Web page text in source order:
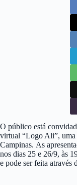
O público está
virtual “Logo Ali”, uma
Campinas. As
nos dias 25 e 26/9, às
e pode ser feita através